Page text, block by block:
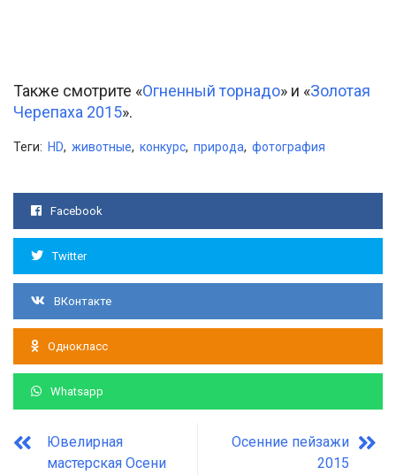
Также смотрите «Огненный торнадо» и «Золотая
Черепаха 2015».
Теги: HD, животные, конкурс, природа, фотография
Facebook
Twitter
ВКонтакте
Однокласс
Whatsapp
Ювелирная
мастерская Осени
Осенние пейзажи
2015